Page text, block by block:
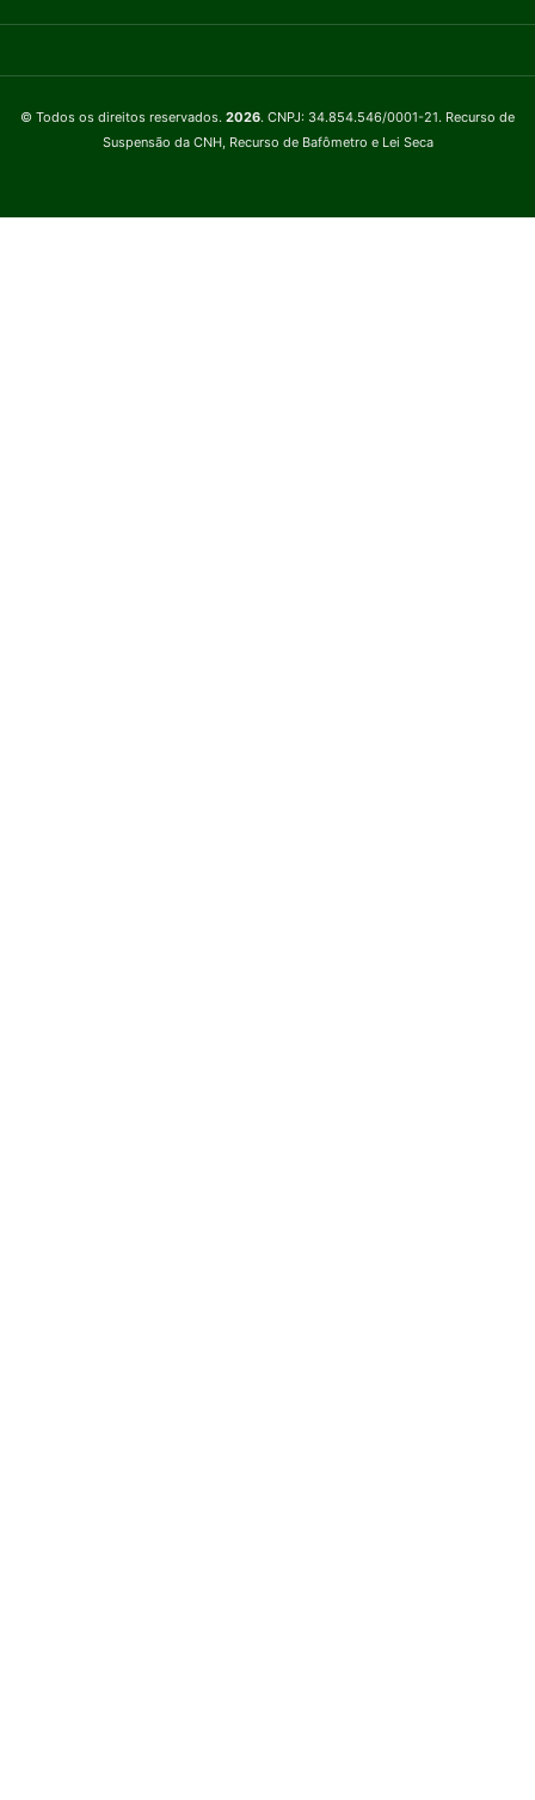
© Todos os direitos reservados. 2026. CNPJ: 34.854.546/0001-21. Recurso de
Suspensão da CNH, Recurso de Bafômetro e Lei Seca